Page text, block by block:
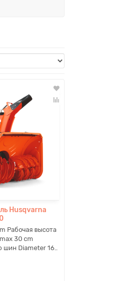
Husqvarna
Рабочая высота
30 cm
шин Diameter 16..